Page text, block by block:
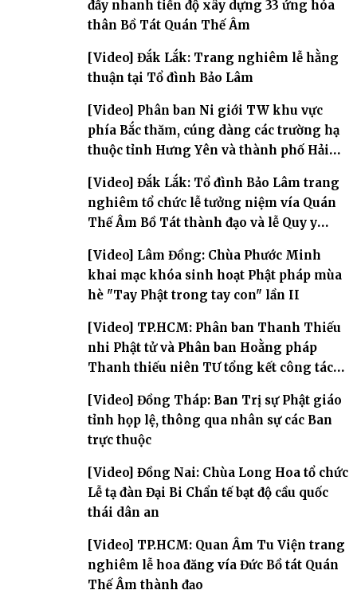
đẩy nhanh tiến độ xây dựng 33 ứng hóa
thân Bồ Tát Quán Thế Âm
[Video] Đắk Lắk: Trang nghiêm lễ hằng
thuận tại Tổ đình Bảo Lâm
[Video] Phân ban Ni giới TW khu vực
phía Bắc thăm, cúng dàng các trường hạ
thuộc tỉnh Hưng Yên và thành phố Hải
[Video] Đắk Lắk: Tổ đình Bảo Lâm trang
nghiêm tổ chức lễ tưởng niệm vía Quán
Thế Âm Bồ Tát thành đạo và lễ Quy y
[Video] Lâm Đồng: Chùa Phước Minh
khai mạc khóa sinh hoạt Phật pháp mùa
hè "Tay Phật trong tay con" lần II
[Video] TP.HCM: Phân ban Thanh Thiếu
nhi Phật tử và Phân ban Hoằng pháp
Thanh thiếu niên TƯ tổng kết công tác
[Video] Đồng Tháp: Ban Trị sự Phật giáo
tỉnh họp lệ, thông qua nhân sự các Ban
trực thuộc
[Video] Đồng Nai: Chùa Long Hoa tổ chức
Lễ tạ đàn Đại Bi Chẩn tế bạt độ cầu quốc
thái dân an
[Video] TP.HCM: Quan Âm Tu Viện trang
nghiêm lễ hoa đăng vía Đức Bồ tát Quán
Thế Âm thành đạo